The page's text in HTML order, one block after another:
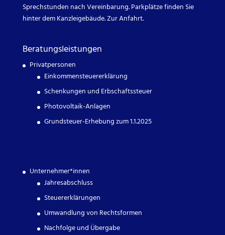
Sprechstunden nach Vereinbarung. Parkplätze finden Sie
hinter dem Kanzleigebäude.Zur Anfahrt.
Beratungsleistungen
Privatpersonen
Einkommensteuererklärung
Schenkungen und Erbschaftssteuer
Photovoltaik-Anlagen
Grundsteuer-Erhebung zum 1.1.2025
Unternehmer*innen
Jahresabschluss
Steuererklärungen
Umwandlung von Rechtsformen
Nachfolge und Übergabe